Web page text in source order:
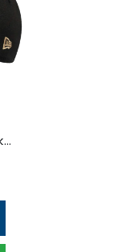
new era - gorra nyc yankees 9forty para mujer